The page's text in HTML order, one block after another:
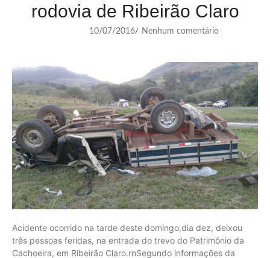
rodovia de Ribeirão Claro
10/07/2016/ Nenhum comentário
Acidente ocorrido na tarde deste domingo,dia dez, deixou
três pessoas feridas, na entrada do trevo do Patrimônio da
Cachoeira, em Ribeirão Claro.rnSegundo informações da